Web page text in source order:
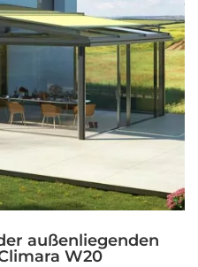
außenliegenden
W20